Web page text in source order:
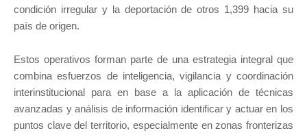
condición irregular y la deportación de otros 1,399 hacia su
país de origen.
Estos operativos forman parte de una estrategia integral que
combina esfuerzos de inteligencia, vigilancia y coordinación
interinstitucional para en base a la aplicación de técnicas
avanzadas y análisis de información identificar y actuar en los
puntos clave del territorio, especialmente en zonas fronterizas